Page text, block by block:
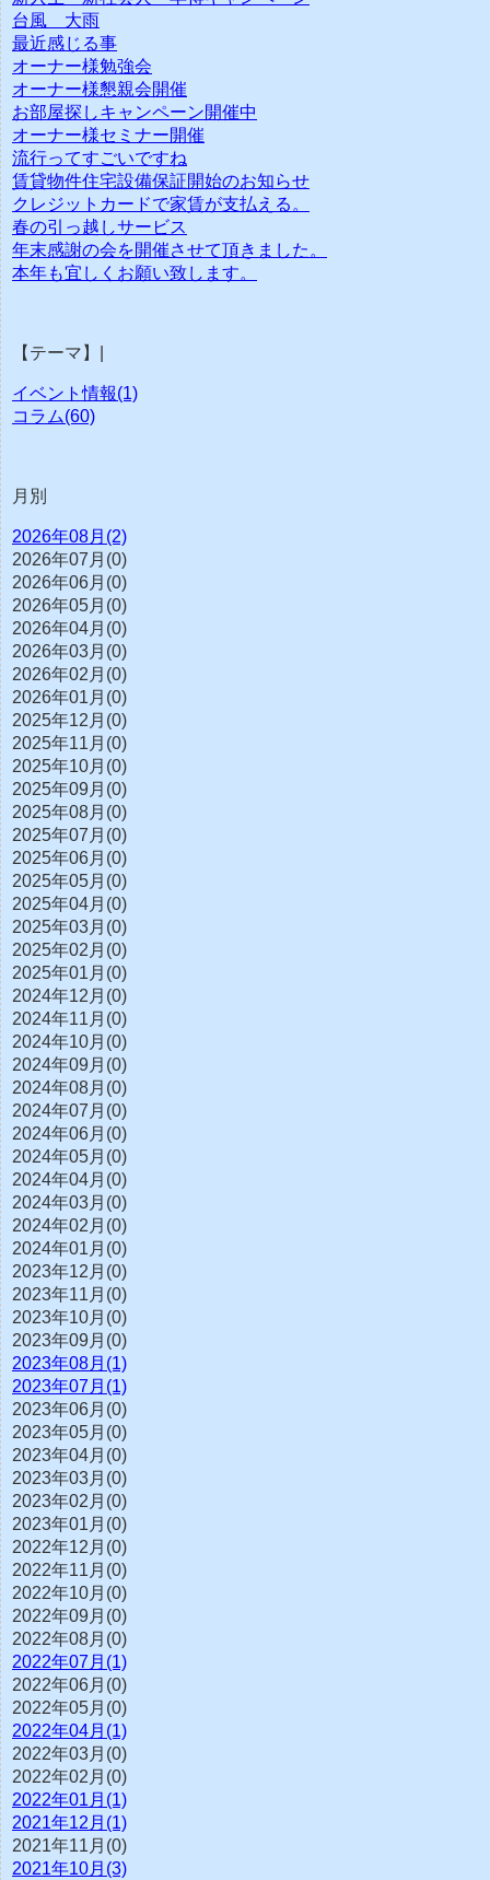
台風 大雨
最近感じる事
オーナー様勉強会
オーナー様懇親会開催
お部屋探しキャンペーン開催中
オーナー様セミナー開催
流行ってすごいですね
賃貸物件住宅設備保証開始のお知らせ
クレジットカードで家賃が支払える。
春の引っ越しサービス
年末感謝の会を開催させて頂きました。
本年も宜しくお願い致します。
【テーマ】|
イベント情報(1)
コラム(60)
月別
2026年08月(2)
2026年07月(0)
2026年06月(0)
2026年05月(0)
2026年04月(0)
2026年03月(0)
2026年02月(0)
2026年01月(0)
2025年12月(0)
2025年11月(0)
2025年10月(0)
2025年09月(0)
2025年08月(0)
2025年07月(0)
2025年06月(0)
2025年05月(0)
2025年04月(0)
2025年03月(0)
2025年02月(0)
2025年01月(0)
2024年12月(0)
2024年11月(0)
2024年10月(0)
2024年09月(0)
2024年08月(0)
2024年07月(0)
2024年06月(0)
2024年05月(0)
2024年04月(0)
2024年03月(0)
2024年02月(0)
2024年01月(0)
2023年12月(0)
2023年11月(0)
2023年10月(0)
2023年09月(0)
2023年08月(1)
2023年07月(1)
2023年06月(0)
2023年05月(0)
2023年04月(0)
2023年03月(0)
2023年02月(0)
2023年01月(0)
2022年12月(0)
2022年11月(0)
2022年10月(0)
2022年09月(0)
2022年08月(0)
2022年07月(1)
2022年06月(0)
2022年05月(0)
2022年04月(1)
2022年03月(0)
2022年02月(0)
2022年01月(1)
2021年12月(1)
2021年11月(0)
2021年10月(3)